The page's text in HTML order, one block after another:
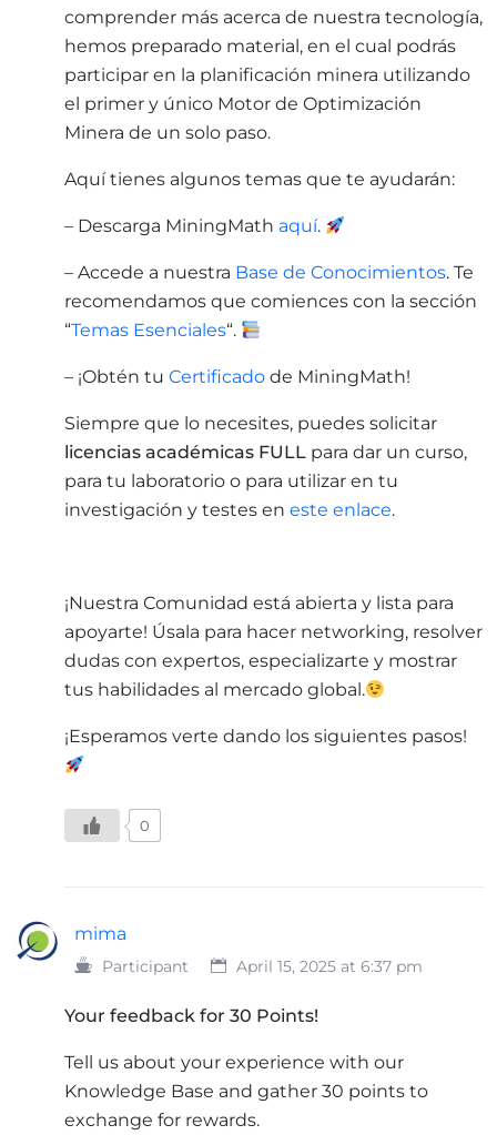
comprender más acerca de nuestra tecnología,
hemos preparado material, en el cual podrás
participar en la planificación minera utilizando
el primer y único Motor de Optimización
Minera de un solo paso.
Aquí tienes algunos temas que te ayudarán:
– Descarga MiningMath aquí.
– Accede a nuestra Base de Conocimientos. Te
recomendamos que comiences con la sección
“Temas Esenciales“.
– ¡Obtén tu Certificado de MiningMath!
Siempre que lo necesites, puedes solicitar
licencias académicas FULL para dar un curso,
para tu laboratorio o para utilizar en tu
investigación y testes en este enlace.
¡Nuestra Comunidad está abierta y lista para
apoyarte! Úsala para hacer networking, resolver
dudas con expertos, especializarte y mostrar
tus habilidades al mercado global.
¡Esperamos verte dando los siguientes pasos!
0
mima
Participant April 15, 2025 at 6:37 pm
Your feedback for 30 Points!
Tell us about your experience with our
Knowledge Base and gather 30 points to
exchange for rewards.